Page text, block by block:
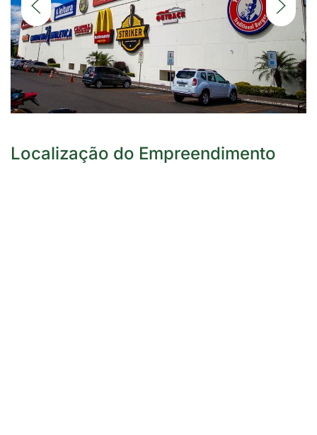
DETALHES
Localização do Empreendimento